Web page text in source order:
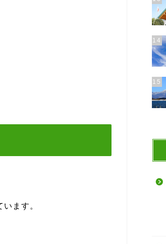
ます。
14
15